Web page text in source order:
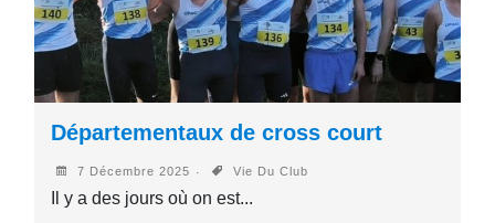
Départementaux de cross court
7 Décembre 2025 Vie Du Club
Il y a des jours où on est...